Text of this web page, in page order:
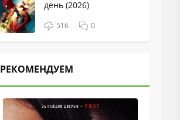
день (2026)
516 0
РЕКОМЕНДУЕМ